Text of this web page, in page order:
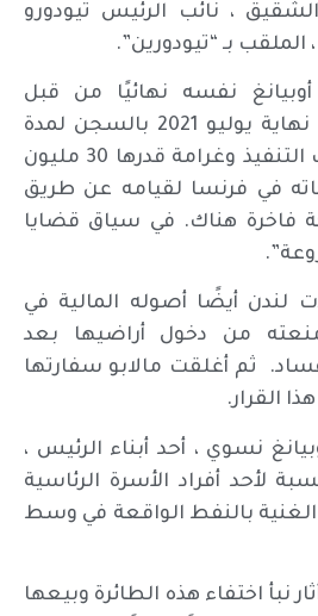
، نائب الرئيس تيودورو
الملقب بـ “تيودورين”.
نفسه نهائيًا من قبل
العدالة الفرنسية في نهاية يوليو 2021 بالسجن لمدة
ثلاث سنوات مع وقف التنفيذ وغرامة قدرها 30 مليون
في فرنسا لقيامه عن طريق
فاخرة هناك. في سياق قضايا
2021 ، جمدت لندن أيضًا أصوله المالية في
من دخول أراضيها بعد
ثم أغلقت مالابو سفارتها
القرار.
نسوي ، أحد أبناء الرئيس ،
لأحد أفراد الأسرة الرئاسية
الغنية بالنفط الواقعة في وسط
نبأ اختفاء هذه الطائرة وبيعها